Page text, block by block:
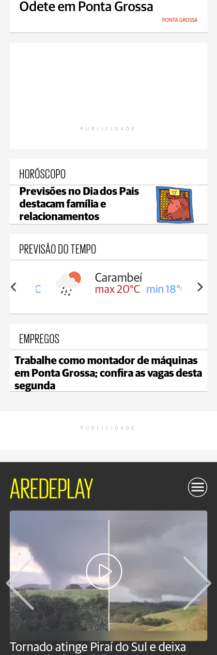
Odete em Ponta Grossa
PONTA GROSSA
PUBLICIDADE
HORÓSCOPO
Previsões no Dia dos Pais
destacam família e
relacionamentos
PREVISÃO DO TEMPO
18°C
Carambeí
max 20°C min 18°C
EMPREGOS
Trabalhe como montador de máquinas
em Ponta Grossa; confira as vagas desta
segunda
PUBLICIDADE
AREDEPLAY
Tornado atinge Piraí do Sul e deixa